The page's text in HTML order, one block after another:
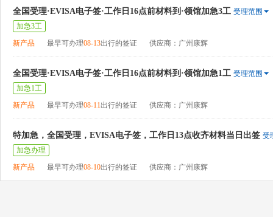
全国受理·EVISA电子签·工作日16点前材料到·领馆加急3工 受理范围
加急3工
新产品
最早可办理08-13出行的签证 供应商：广州康辉
全国受理·EVISA电子签·工作日16点前材料到·领馆加急1工 受理范围
加急1工
新产品
最早可办理08-11出行的签证 供应商：广州康辉
特加急，全国受理，EVISA电子签，工作日13点收齐材料当日出签 受
加急办理
新产品
最早可办理08-10出行的签证 供应商：广州康辉